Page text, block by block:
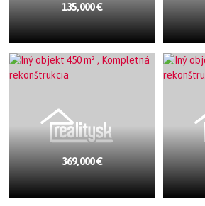
135,000 €
369,000 €